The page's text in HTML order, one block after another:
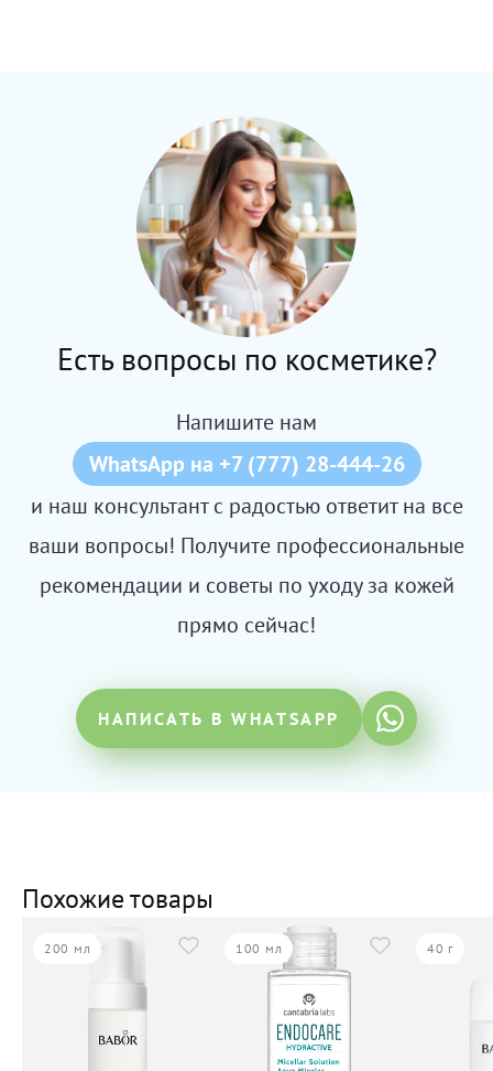
Есть вопросы по косметике?
Напишите нам
WhatsApp на +7 (777) 28-444-26
и наш консультант с радостью ответит на все
ваши вопросы! Получите профессиональные
рекомендации и советы по уходу за кожей
прямо сейчас!
НАПИСАТЬ В WHATSAPP
Похожие товары
200 мл 100 мл 40 г